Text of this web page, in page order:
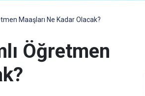
Maaşları Ne Kadar Olacak?
Öğretmen